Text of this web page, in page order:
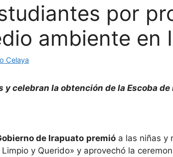
por
ambiente en
Celaya
celebran la obtención de la Escoba de
de Irapuato premió a las niñas y
y Querido» y aprovechó la